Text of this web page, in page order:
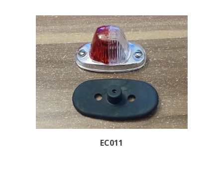
EC011